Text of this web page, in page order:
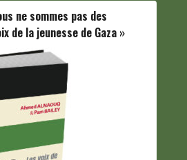
ne sommes pas des
de la jeunesse de Gaza »